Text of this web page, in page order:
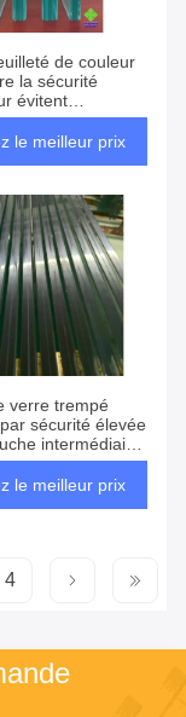
de couleur
la sécurité
évitent
blessure
le meilleur prix
verre trempé
sécurité élevée
intermédiaire
le meilleur prix
4